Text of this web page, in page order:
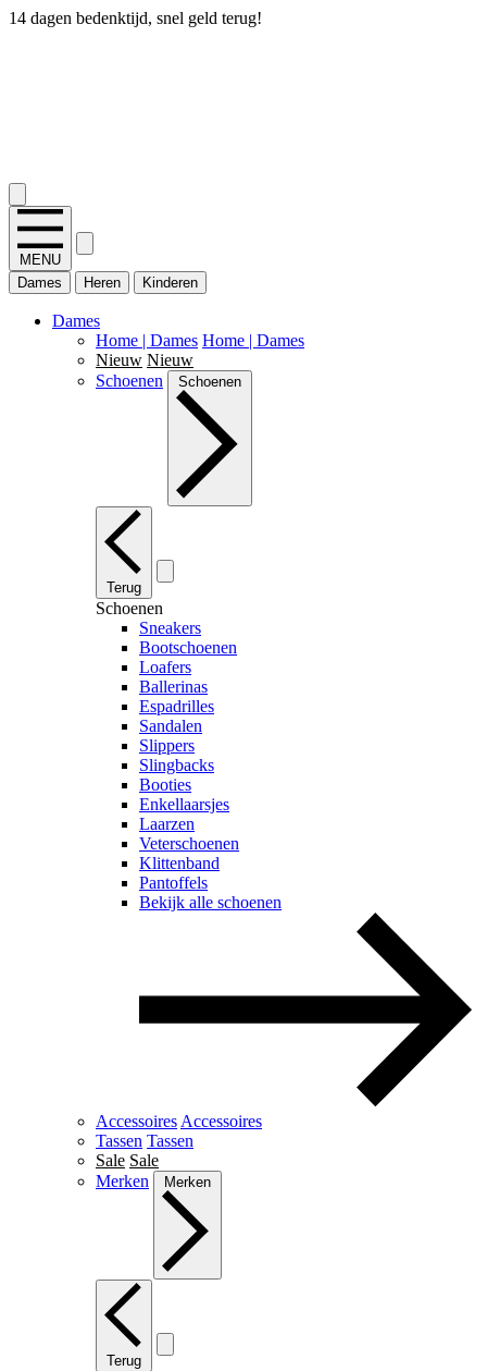
14 dagen bedenktijd, snel geld terug!
MENU
Dames
Heren Kinderen
Dames
Home | Dames Home | Dames
Nieuw Nieuw
Schoenen
Schoenen
Terug
Schoenen
Sneakers
Bootschoenen
Loafers
Ballerinas
Espadrilles
Sandalen
Slippers
Slingbacks
Booties
Enkellaarsjes
Laarzen
Veterschoenen
Klittenband
Pantoffels
Bekijk alle schoenen
Accessoires Accessoires
Tassen Tassen
Sale Sale
Merken
Merken
Terug